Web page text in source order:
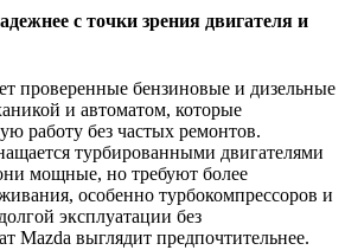
с точки зрения двигателя и
проверенные бензиновые и дизельные
и автоматом, которые
работу без частых ремонтов.
турбированными двигателями
мощные, но требуют более
особенно турбокомпрессоров и
эксплуатации без
Mazda выглядит предпочтительнее.